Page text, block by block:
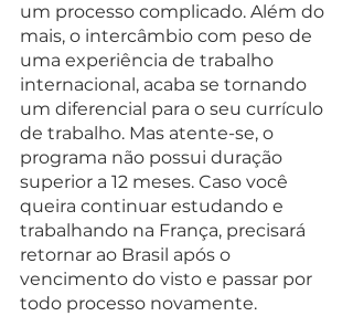
um processo complicado. Além do
mais, o intercâmbio com peso de
uma experiência de trabalho
internacional, acaba se tornando
um diferencial para o seu currículo
de trabalho. Mas atente-se, o
programa não possui duração
superior a 12 meses. Caso você
queira continuar estudando e
trabalhando na França, precisará
retornar ao Brasil após o
vencimento do visto e passar por
todo processo novamente.